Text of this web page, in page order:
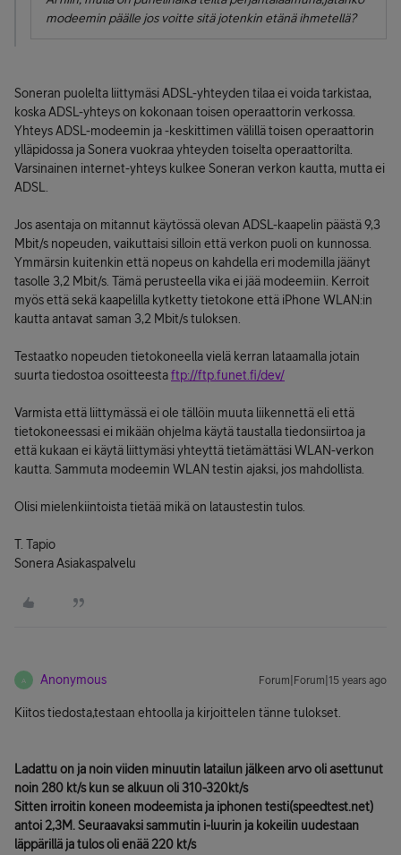
modeemin päälle jos voitte sitä jotenkin etänä ihmetellä?
Soneran puolelta liittymäsi ADSL-yhteyden tilaa ei voida tarkistaa,
koska ADSL-yhteys on kokonaan toisen operaattorin verkossa.
Yhteys ADSL-modeemin ja -keskittimen välillä toisen operaattorin
ylläpidossa ja Sonera vuokraa yhteyden toiselta operaattorilta.
Varsinainen internet-yhteys kulkee Soneran verkon kautta, mutta ei
ADSL.
Jos asentaja on mitannut käytössä olevan ADSL-kaapelin päästä 9,3
Mbit/s nopeuden, vaikuttaisi silloin että verkon puoli on kunnossa.
Ymmärsin kuitenkin että nopeus on kahdella eri modemilla jäänyt
tasolle 3,2 Mbit/s. Tämä perusteella vika ei jää modeemiin. Kerroit
myös että sekä kaapelilla kytketty tietokone että iPhone WLAN:in
kautta antavat saman 3,2 Mbit/s tuloksen.
Testaatko nopeuden tietokoneella vielä kerran lataamalla jotain
suurta tiedostoa osoitteestaftp://ftp.funet.fi/dev/
Varmista että liittymässä ei ole tällöin muuta liikennettä eli että
tietokoneessasi ei mikään ohjelma käytä taustalla tiedonsiirtoa ja
että kukaan ei käytä liittymäsi yhteyttä tietämättäsi WLAN-verkon
kautta. Sammuta modeemin WLAN testin ajaksi, jos mahdollista.
Olisi mielenkiintoista tietää mikä on lataustestin tulos.
T. Tapio
Sonera Asiakaspalvelu
A Anonymous Forum|Forum|15 years ago
Kiitos tiedosta,testaan ehtoolla ja kirjoittelen tänne tulokset.
Ladattu on ja noin viiden minuutin latailun jälkeen arvo oli asettunut
noin 280 kt/s kun se alkuun oli 310-320kt/s
Sitten irroitin koneen modeemista ja iphonen testi(speedtest.net)
antoi 2,3M. Seuraavaksi sammutin i-luurin ja kokeilin uudestaan
läppärillä ja tulos oli enää 220 kt/s